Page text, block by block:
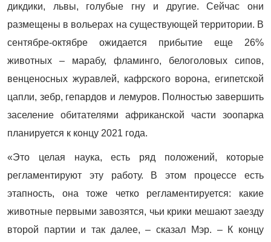
дикдики, львы, голубые гну и другие. Сейчас они
размещены в вольерах на существующей территории. В
сентябре-октябре ожидается прибытие еще 26%
животных – марабу, фламинго, белоголовых сипов,
венценосных журавлей, кафрского ворона, египетской
цапли, зебр, гепардов и лемуров. Полностью завершить
заселение обитателями африканской части зоопарка
планируется к концу 2021 года.
«Это целая наука, есть ряд положений, которые
регламентируют эту работу. В этом процессе есть
этапность, она тоже четко регламентируется: какие
животные первыми завозятся, чьи крики мешают заезду
второй партии и так далее, – сказал Мэр. – К концу